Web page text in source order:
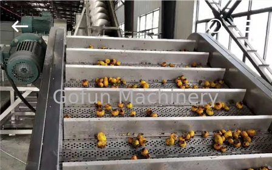
家
プ
ロ
ダ
2019
-
2026
Shanghai
Gofun
Machinery
Co.,
Ltd..
All
Rights
Reserved.